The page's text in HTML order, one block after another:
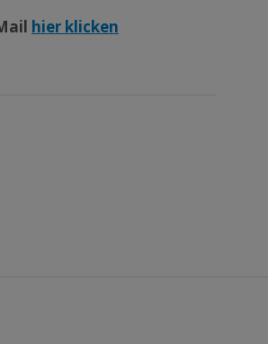
hier klicken